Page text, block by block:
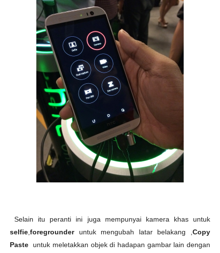
Selain itu peranti ini juga mempunyai kamera khas untuk
selfie foregrounder untuk mengubah latar belakang ,Copy
Paste untuk meletakkan objek di hadapan gambar lain dengan